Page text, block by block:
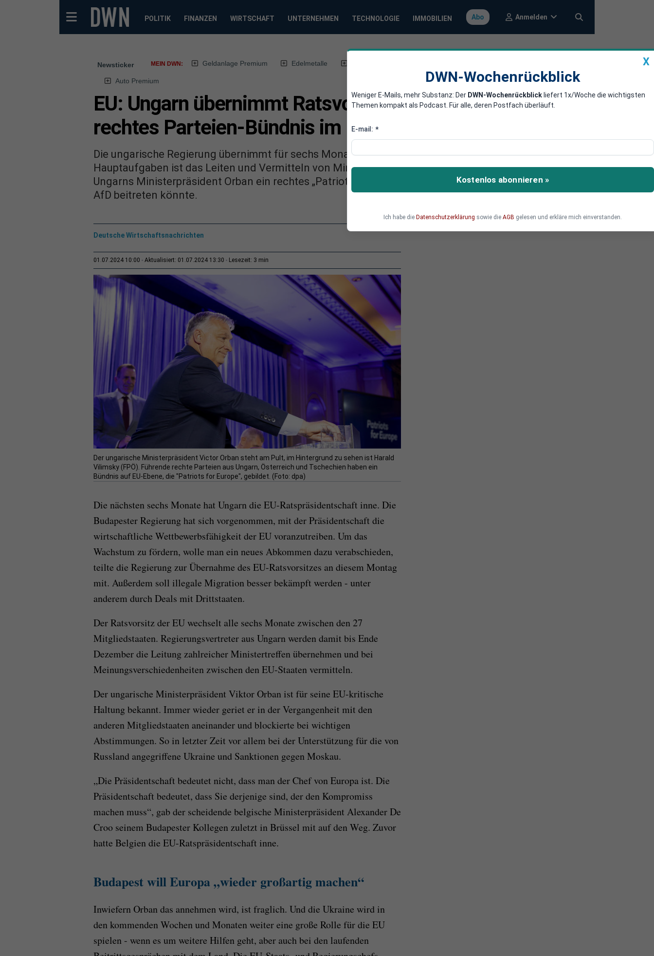
POLITIK FINANZEN WIRTSCHAFT UNTERNEHMEN TECHNOLOGIE IMMOBILIEN Abo Anmelden
Newsticker MEIN DWN: Geldanlage Premium Edelmetalle
Auto Premium
EU: Ungarn übernimmt Ratsvorsitz - Orban schmiedet
rechtes Parteien-Bündnis im Parlament
Die ungarische Regierung übernimmt für sechs Monate den Vorsitz des EU-Rats. Eine der
Hauptaufgaben ist das Leiten und Vermitteln von Ministertreffen. Unterdessen schmiedet
Ungarns Ministerpräsident Orban ein rechtes „Patrioten-Bündnis“ im EU-Parlament, dem auch die
AfD beitreten könnte.
Deutsche Wirtschaftsnachrichten
01.07.2024 10:00 Aktualisiert: 01.07.2024 13:30 Lesezeit: 3 min
Der ungarische Ministerpräsident Victor Orban steht am Pult, im Hintergrund zu sehen ist Harald
Vilimsky (FPÖ). Führende rechte Parteien aus Ungarn, Österreich und Tschechien haben ein
Bündnis auf EU-Ebene, die "Patriots for Europe", gebildet. (Foto: dpa)
Die nächsten sechs Monate hat Ungarn die EU-Ratspräsidentschaft inne. Die
Budapester Regierung hat sich vorgenommen, mit der Präsidentschaft die
wirtschaftliche Wettbewerbsfähigkeit der EU voranzutreiben. Um das
Wachstum zu fördern, wolle man ein neues Abkommen dazu verabschieden,
teilte die Regierung zur Übernahme des EU-Ratsvorsitzes an diesem Montag
mit. Außerdem soll illegale Migration besser bekämpft werden - unter
anderem durch Deals mit Drittstaaten.
Der Ratsvorsitz der EU wechselt alle sechs Monate zwischen den 27
Mitgliedstaaten. Regierungsvertreter aus Ungarn werden damit bis Ende
Dezember die Leitung zahlreicher Ministertreffen übernehmen und bei
Meinungsverschiedenheiten zwischen den EU-Staaten vermitteln.
Der ungarische Ministerpräsident Viktor Orban ist für seine EU-kritische
Haltung bekannt. Immer wieder geriet er in der Vergangenheit mit den
anderen Mitgliedstaaten aneinander und blockierte bei wichtigen
Abstimmungen. So in letzter Zeit vor allem bei der Unterstützung für die von
Russland angegriffene Ukraine und Sanktionen gegen Moskau.
„Die Präsidentschaft bedeutet nicht, dass man der Chef von Europa ist. Die
Präsidentschaft bedeutet, dass Sie derjenige sind, der den Kompromiss
machen muss“, gab der scheidende belgische Ministerpräsident Alexander De
Croo seinem Budapester Kollegen zuletzt in Brüssel mit auf den Weg. Zuvor
hatte Belgien die EU-Ratspräsidentschaft inne.
Budapest will Europa „wieder großartig machen“
Inwiefern Orban das annehmen wird, ist fraglich. Und die Ukraine wird in
den kommenden Wochen und Monaten weiter eine große Rolle für die EU
spielen - wenn es um weitere Hilfen geht, aber auch bei den laufenden
X
DWN-Wochenrückblick
Weniger E-Mails, mehr Substanz: Der DWN-Wochenrückblick liefert 1x/Woche die wichtigsten
Themen kompakt als Podcast. Für alle, deren Postfach überläuft.
E-mail: *
Kostenlos abonnieren »
Ich habe die Datenschutzerklärung sowie die AGB gelesen und erkläre mich einverstanden.